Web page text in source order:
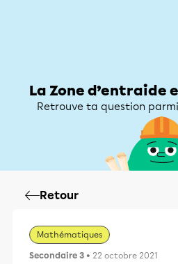
La Zone d’entraide
Retrouve ta question
Retour
Mathématiques
Secondaire 3 • 22 octobre 2021